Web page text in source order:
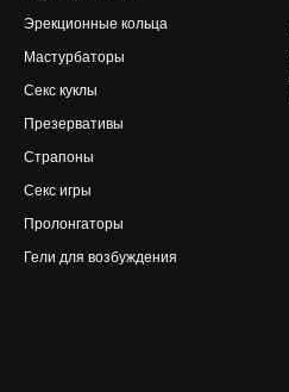
Эрекционные кольца
Мастурбаторы
Секс куклы
Презервативы
Страпоны
Секс игры
Пролонгаторы
Гели для возбуждения